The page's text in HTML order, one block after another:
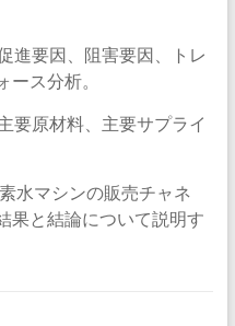
進要因、阻害要因、トレ
ス分析。
要原材料、主要サプライ
水マシンの販売チャネ
果と結論について説明す